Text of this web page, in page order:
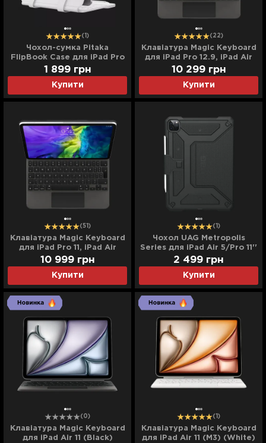
(1)
Чохол-сумка Pitaka
FlipBook Case для iPad Pro
12.9 (2022-2018) (White)
Купити
1 899 грн
(22)
Клавіатура Magic Keyboard
для iPad Pro 12.9, iPad Air
13 (M2) (Black)
(MJQK3/MXQU2)
Купити
10 299 грн
(51)
Клавіатура Magic Keyboard
для iPad Pro 11, iPad Air
(4/5/6th gen) (Black)
(MXQT2)
Купити
10 999 грн
(1)
Чохол UAG Metropolis
Series для iPad Air 5/Pro 11''
(2020) (Black)
Купити
2 499 грн
(0)
Клавіатура Magic Keyboard
для iPad Air 11 (Black)
(1)
Клавіатура Magic Keyboard
для iPad Air 11 (M3) (White)